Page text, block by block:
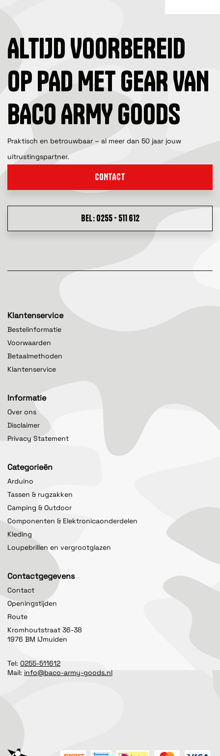
ALTIJD VOORBEREID
OP PAD MET GEAR VAN
BACO ARMY GOODS
Praktisch en betrouwbaar – al meer dan 50 jaar jouw
uitrustingspartner.
CONTACT
BEL: 0255 - 511 612
Klantenservice
Bestelinformatie
Voorwaarden
Betaalmethoden
Klantenservice
Informatie
Over ons
Disclaimer
Privacy Statement
Categorieën
Arduino
Tassen & rugzakken
Camping & Outdoor
Componenten & Elektronicaonderdelen
Kleding
Loupebrillen en vergrootglazen
Contactgegevens
Contact
Openingstijden
Route
Kromhoutstraat 36-38
1976 BM IJmuiden
Tel: 0255-511612
Mail: info@baco-army-goods.nl